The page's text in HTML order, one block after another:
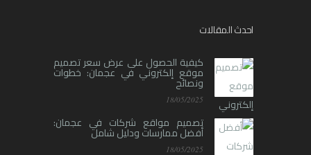
احدث المقالات
كيفية الحصول على عرض سعر تصميم
موقع إلكتروني في عجمان: خطوات
ونصائح
18/05/2025
تصميم مواقع شركات في عجمان:
أفضل ممارسات ودليل شامل
18/05/2025